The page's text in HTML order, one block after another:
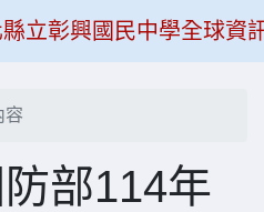
立彰興國民中學全球資
容
防部114年